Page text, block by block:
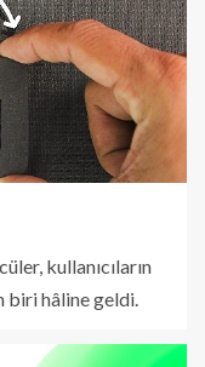
kullanıcıların
biri hâline geldi.